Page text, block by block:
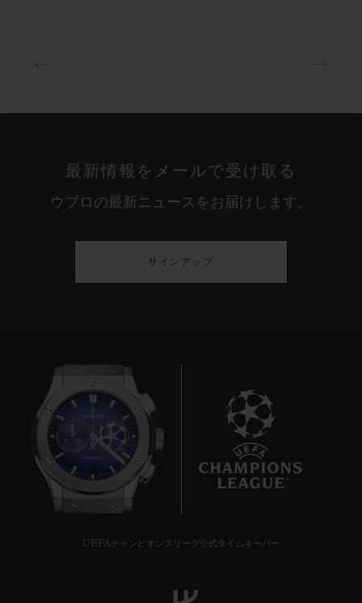
最新情報をメールで受け取る
ウブロの最新ニュースをお届けします。
サインアップ
7
UEFAチャンピオンズリーグ公式タイムキーパー